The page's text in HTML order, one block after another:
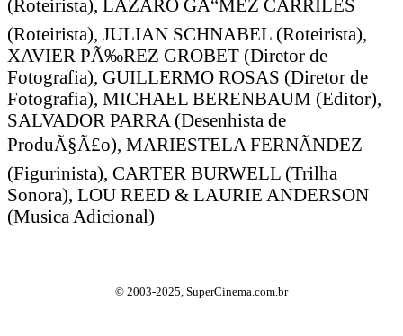
(Roteirista), LÃZARO GÃ“MEZ CARRILES
(Roteirista), JULIAN SCHNABEL (Roteirista),
XAVIER PÃ‰REZ GROBET (Diretor de
Fotografia), GUILLERMO ROSAS (Diretor de
Fotografia), MICHAEL BERENBAUM (Editor),
SALVADOR PARRA (Desenhista de
ProduÃ§Ã£o), MARIESTELA FERNÃNDEZ
(Figurinista), CARTER BURWELL (Trilha
Sonora), LOU REED & LAURIE ANDERSON
(Musica Adicional)
© 2003-2025, SuperCinema.com.br